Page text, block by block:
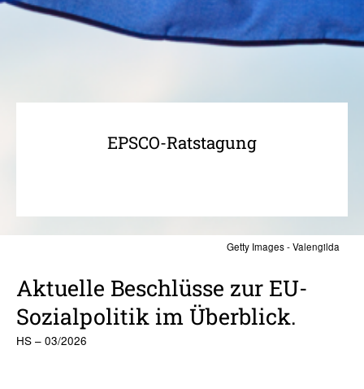
Getty Images - Valengilda
EPSCO-Ratstagung
Aktu­elle Beschlüsse zur EU-
Sozi­al­po­litik im Überblick.
HS – 03/2026